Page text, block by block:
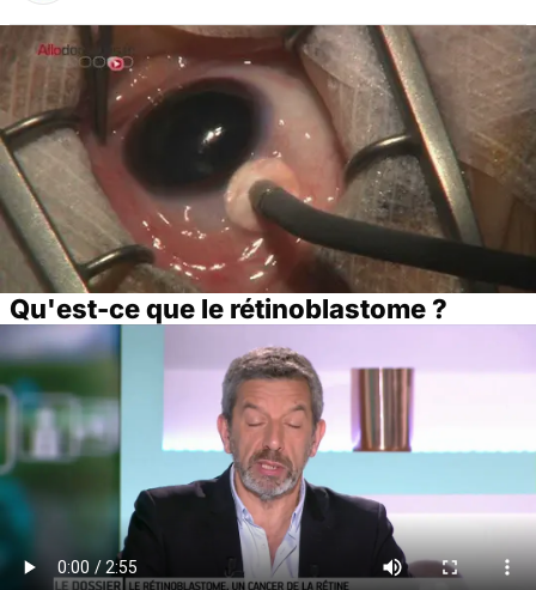
Qu'est-ce que le rétinoblastome ?